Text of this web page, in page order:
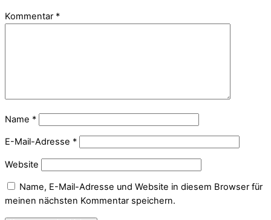
Kommentar *
Name *
E-Mail-Adresse *
Website
Name, E-Mail-Adresse und Website in diesem Browser für
meinen nächsten Kommentar speichern.